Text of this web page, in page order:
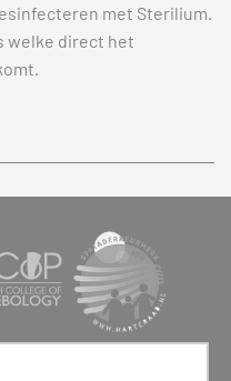
met Sterilium.
welke direct het